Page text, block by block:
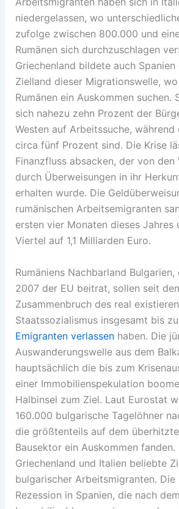
niedergelassen, wo
zufolge zwischen 800.000 und
Rumänen sich durchzuschlagen
Griechenland bildete auch
Zielland dieser Migrationswelle,
Rumänen ein Auskommen suchen.
sich nahezu zehn Prozent der
Westen auf Arbeitssuche, während
circa fünf Prozent sind. Die Krise
Finanzfluss absacken, der von den
durch Überweisungen in ihr
erhalten wurde. Die
rumänischen Arbeitsemigranten
ersten vier Monaten dieses Jahres
Viertel auf 1,1 Milliarden Euro.
Rumäniens Nachbarland
2007 der EU beitrat, sollen seit
Zusammenbruch des real
Staatssozialismus insgesamt bis zu
Emigranten verlassenhaben. Die
Auswanderungswelle aus dem
hauptsächlich die bis zum
einer Immobilienspekulation
Halbinsel zum Ziel. Laut Eurostat
160.000 bulgarische Tagelöhner
die größtenteils auf dem
Bausektor ein Auskommen fanden.
Griechenland und Italien beliebte
bulgarischer Arbeitsmigranten. Die
Rezession in Spanien, die nach